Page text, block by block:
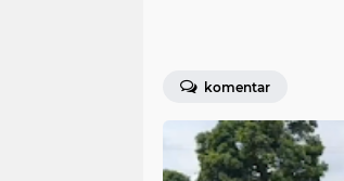
komentar